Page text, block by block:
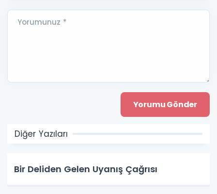
Yorumunuz *
Diğer Yazıları
Bir Deliden Gelen Uyanış Çağrısı